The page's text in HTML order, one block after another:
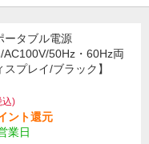
ータブル電源
AC100V/50Hz・60Hz両
プレイ/ブラック】
込)
ント還元
業日